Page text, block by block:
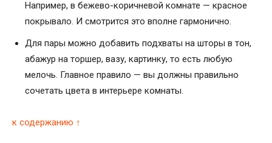
Например, в бежево-коричневой комнате — красное
покрывало. И смотрится это вполне гармонично.
Для пары можно добавить подхваты на шторы в тон,
абажур на торшер, вазу, картинку, то есть любую
мелочь. Главное правило — вы должны правильно
сочетать цвета в интерьере комнаты.
к содержанию ↑